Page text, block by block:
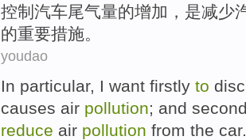
控制 汽车尾气量的增加 ， 是减少
的重要措施。
youdao
In particular, I want firstly to
causes air pollution; and
reduce air pollution from the car.